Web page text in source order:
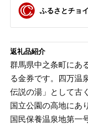
ふるさとチョ
返礼品紹介
群馬県中之条町にあ
る金券です。四万温
伝説の湯」として古
国立公園の高地にあ
国民保養温泉地第一